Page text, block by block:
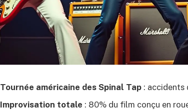
Tournée américaine des Spinal Tap : accidents
Improvisation totale : 80% du film conçu en